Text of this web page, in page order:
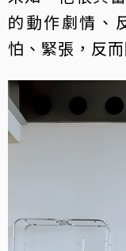
的動作劇情、
怕、緊張，反